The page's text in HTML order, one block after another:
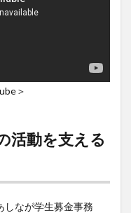
＞
活動を支える
しなが学生募金事務